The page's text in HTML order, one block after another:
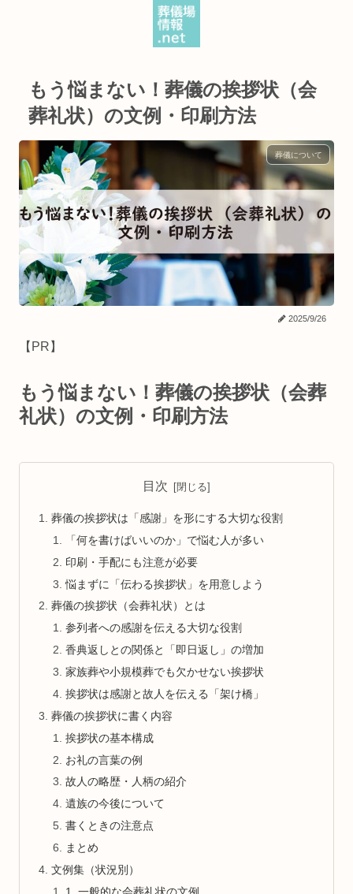
もう悩まない！葬儀の挨拶状（会
葬礼状）の文例・印刷方法
葬儀について
2025/9/26
【PR】
もう悩まない！葬儀の挨拶状（会葬
礼状）の文例・印刷方法
目次
葬儀の挨拶状は「感謝」を形にする大切な役割
「何を書けばいいのか」で悩む人が多い
印刷・手配にも注意が必要
悩まずに「伝わる挨拶状」を用意しよう
葬儀の挨拶状（会葬礼状）とは
参列者への感謝を伝える大切な役割
香典返しとの関係と「即日返し」の増加
家族葬や小規模葬でも欠かせない挨拶状
挨拶状は感謝と故人を伝える「架け橋」
葬儀の挨拶状に書く内容
挨拶状の基本構成
お礼の言葉の例
故人の略歴・人柄の紹介
遺族の今後について
書くときの注意点
まとめ
文例集（状況別）